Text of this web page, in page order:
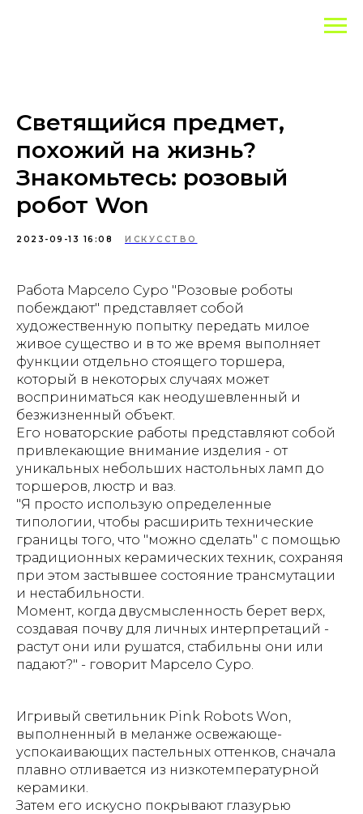
Светящийся предмет,
похожий на жизнь?
Знакомьтесь: розовый
робот Won
2023-09-13 16:08 ИСКУССТВО
Работа Марсело Суро "Розовые роботы
побеждают" представляет собой
художественную попытку передать милое
живое существо и в то же время выполняет
функции отдельно стоящего торшера,
который в некоторых случаях может
восприниматься как неодушевленный и
безжизненный объект.
Его новаторские работы представляют собой
привлекающие внимание изделия - от
уникальных небольших настольных ламп до
торшеров, люстр и ваз.
"Я просто использую определенные
типологии, чтобы расширить технические
границы того, что "можно сделать" с помощью
традиционных керамических техник, сохраняя
при этом застывшее состояние трансмутации
и нестабильности.
Момент, когда двусмысленность берет верх,
создавая почву для личных интерпретаций -
растут они или рушатся, стабильны они или
падают?" - говорит Марсело Суро.
Игривый светильник Pink Robots Won,
выполненный в меланже освежающе-
успокаивающих пастельных оттенков, сначала
плавно отливается из низкотемпературной
керамики.
Затем его искусно покрывают глазурью